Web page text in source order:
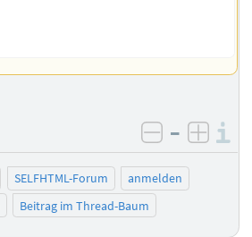
negativ
–
SELFHTML-Forum
anmelden
Beitrag im Thread-Baum